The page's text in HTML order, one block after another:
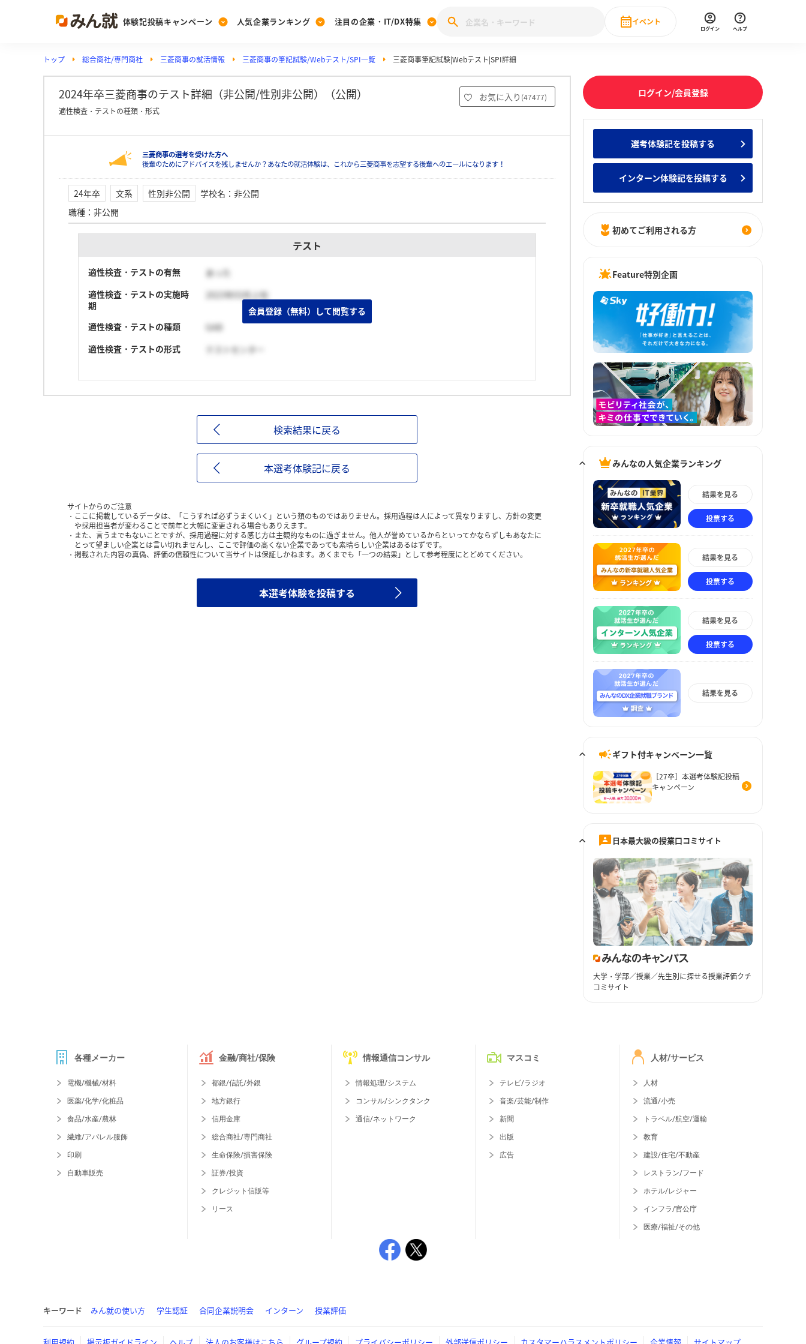
体験記投稿キャンペーン
Post
投稿する
[27卒] 本選考体験記投稿キャンペーン
人気企業ランキング
Ranking
ランキングを見る
みんなのDX企業就職ブランド調査
Vote
投票する
みんなの新卒就職人気企業ランキング みんなのインターン人気企業ランキ
注目の企業・IT/DX特集
PickUp
注目の企業特集
注目の企業特集
28卒 IT・DX現場社員インタビュー
イベント
直近のイベント一覧
ログイン ヘルプ
トップ 総合商社/専門商社 三菱商事の就活情報 三菱商事の筆記試験/Webテスト/SPI一覧 三菱商事筆記試験|Webテスト|SPI詳細
2024年卒三菱商事のテスト詳細（非公開/性別非公開）（公開） お気に入り (47477)
適性検査・テストの種類・形式
三菱商事の選考を受けた方へ
後輩のためにアドバイスを残しませんか？あなたの就活体験は、これから三菱商事を志望する後輩へのエールになります！
24年卒 文系 性別非公開 学校名 ： 非公開
職種 ： 非公開
テスト
適性検査・テストの有無
あった
適性検査・テストの実施時
期
2023年03月上旬
適性検査・テストの種類
GAB
適性検査・テストの形式
テストセンター
会員登録（無料）して閲覧する
検索結果に戻る
本選考体験記に戻る
サイトからのご注意
ここに掲載しているデータは、「こうすれば必ずうまくいく」という類のものではありません。採用過程は人によって異なりますし、方針の変更
や採用担当者が変わることで前年と大幅に変更される場合もありえます。
また、言うまでもないことですが、採用過程に対する感じ方は主観的なものに過ぎません。他人が誉めているからといってかならずしもあなたに
とって望ましい企業とは言い切れませんし、ここで評価の高くない企業であっても素晴らしい企業はあるはずです。
掲載された内容の真偽、評価の信頼性について当サイトは保証しかねます。あくまでも「一つの結果」として参考程度にとどめてください。
本選考体験を投稿する
ログイン/会員登録
選考体験記を投稿する
インターン体験記を投稿する
初めてご利用される方
Feature特別企画
みんなの人気企業ランキング
結果を見る
投票する
結果を見る
投票する
結果を見る
投票する
結果を見る
ギフト付キャンペーン一覧
［27卒］本選考体験記投稿
キャンペーン
日本最大級の授業口コミサイト
大学・学部／授業／先生別に探せる授業評価クチ
コミサイト
各種メーカー
電機/機械/材料
医薬/化学/化粧品
食品/水産/農林
繊維/アパレル服飾
印刷
自動車販売
金融/商社/保険
都銀/信託/外銀
地方銀行
信用金庫
総合商社/専門商社
生命保険/損害保険
証券/投資
クレジット信販等
リース
情報通信コンサル
情報処理/システム
コンサル/シンクタンク
通信/ネットワーク
マスコミ
テレビ/ラジオ
音楽/芸能/制作
新聞
出版
広告
人材/サービス
人材
流通/小売
トラベル/航空/運輸
教育
建設/住宅/不動産
レストラン/フード
ホテル/レジャー
インフラ/官公庁
医療/福祉/その他
キーワード みん就の使い方 学生認証 合同企業説明会 インターン 授業評価